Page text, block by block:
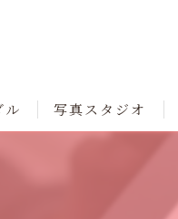
ル 写真スタジオ